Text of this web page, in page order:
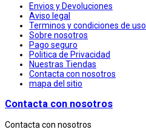
Envios y Devoluciones
Aviso legal
Terminos y condiciones de uso
Sobre nosotros
Pago seguro
Politica de Privacidad
Nuestras Tiendas
Contacta con nosotros
mapa del sitio
Contacta con nosotros
Contacta con nosotros